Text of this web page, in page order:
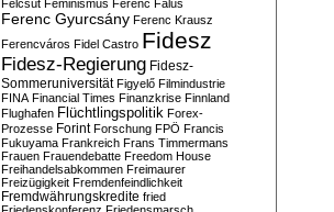
Felcsút Feminismus Ferenc Falus
Ferenc Gyurcsány Ferenc Krausz
Ferencváros Fidel Castro Fidesz
Fidesz-Regierung Fidesz-
Sommeruniversität Figyelő Filmindustrie
FINA Financial Times Finanzkrise Finnland
Flughafen Flüchtlingspolitik Forex-
Prozesse Forint Forschung FPÖ Francis
Fukuyama Frankreich Frans Timmermans
Frauen Frauendebatte Freedom House
Freihandelsabkommen Freimaurer
Freizügigkeit Fremdenfeindlichkeit
Fremdwährungskredite fried